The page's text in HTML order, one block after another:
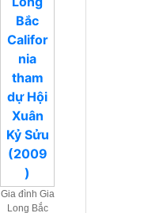
Gia đình Gia
Long Bắc